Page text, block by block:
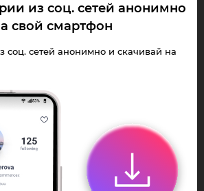
Stories и
Reels без
бот - смотри и
Reels
анонимно в чате
и удобно.
из соц. сетей анонимно
свой смартфон
соц. сетей анонимно и скачивай на